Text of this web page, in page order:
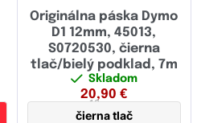
Originálna páska Dymo
D1 12mm, 45013,
S0720530, čierna
tlač/bielý podklad, 7m
Skladom
20,90 €
12 mm
čierna tlač